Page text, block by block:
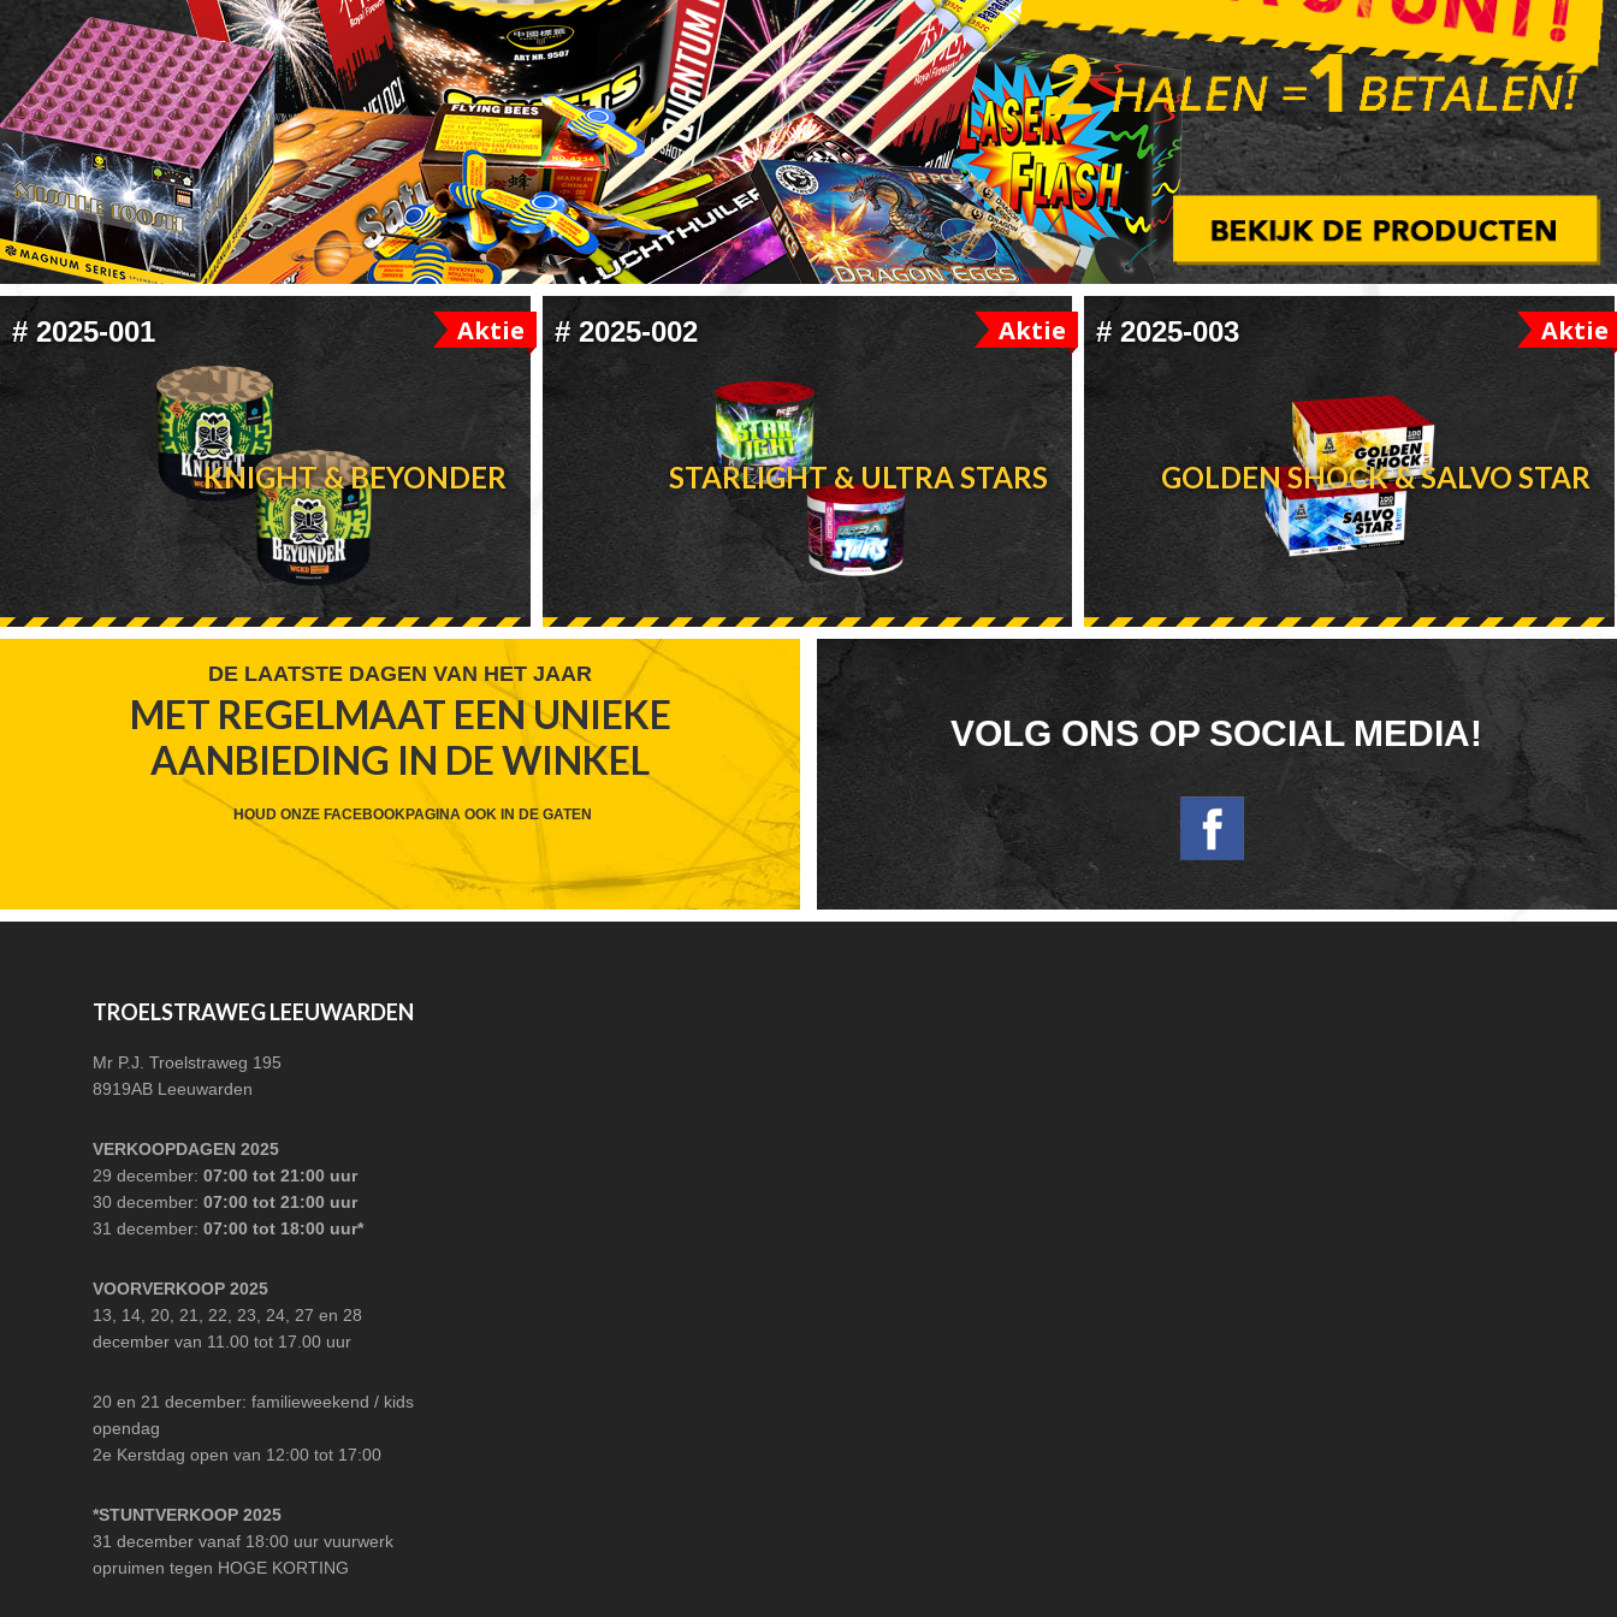
FOOTER
WIDGET
HEADER
# 2025-001 Aktie
KNIGHT & BEYONDER
# 2025-002 Aktie
STARLIGHT & ULTRA STARS
#2025-003 Aktie
GOLDEN SHOCK & SALVO STAR
WIDGET
HEADER
DE LAATSTE DAGEN VAN HET JAAR
MET REGELMAAT EEN UNIEKE
AANBIEDING IN DE WINKEL
HOUD ONZE FACEBOOKPAGINA OOK IN DE GATEN
FOOTER
WIDGET
HEADER
SOCIAL
VOLG ONS OP SOCIAL MEDIA!
TROELSTRAWEG LEEUWARDEN
Mr P.J. Troelstraweg 195
8919AB Leeuwarden
VERKOOPDAGEN 2025
29 december:07:00 tot 21:00 uur
30 december:07:00 tot 21:00 uur
31 december:07:00 tot 18:00 uur*
VOORVERKOOP 2025
13, 14, 20, 21, 22, 23, 24, 27 en 28
december van 11.00 tot 17.00 uur
20 en 21 december: familieweekend / kids
opendag
2e Kerstdag open van 12:00 tot 17:00
*STUNTVERKOOP 2025
31 december vanaf 18:00 uur vuurwerk
opruimen tegen HOGE KORTING